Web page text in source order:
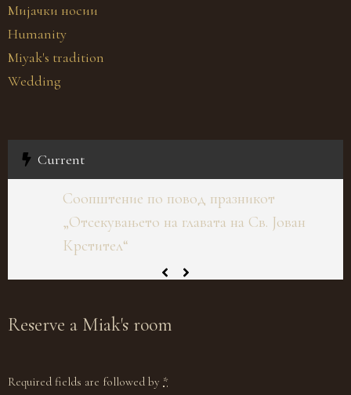
Мијачки носии
Humanity
Miyak's tradition
Wedding
Current
Соопштение по повод празникот
„Отсекувањето на главата на Св. Јован
Крстител“
Reserve a Miak's room
Required fields are followed by *